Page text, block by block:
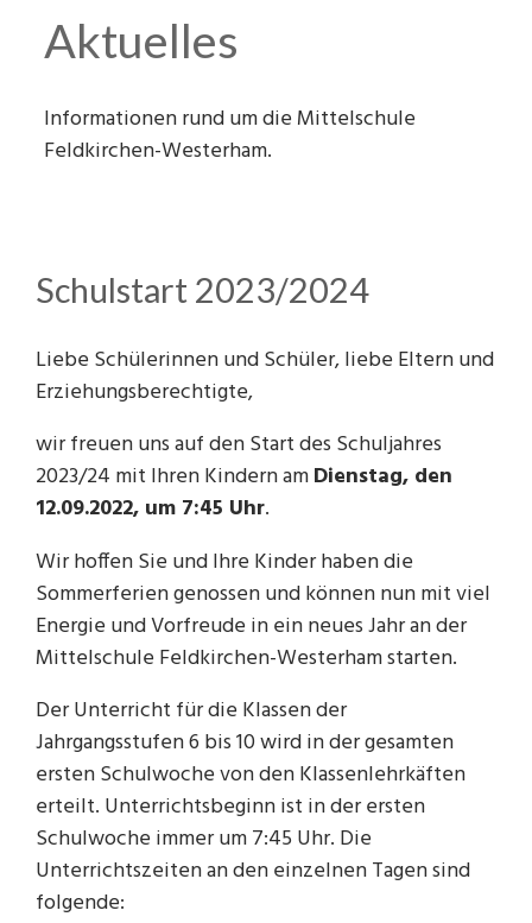
Aktuelles
Informationen rund um die Mittelschule
Feldkirchen-Westerham.
Schulstart 2023/2024
Liebe Schülerinnen und Schüler, liebe Eltern und
Erziehungsberechtigte,
wir freuen uns auf den Start des Schuljahres
2023/24 mit Ihren Kindern amDienstag, den
12.09.2022, um 7:45 Uhr.
Wir hoffen Sie und Ihre Kinder haben die
Sommerferien genossen und können nun mit viel
Energie und Vorfreude in ein neues Jahr an der
Mittelschule Feldkirchen-Westerham starten.
Der Unterricht für die Klassen der
Jahrgangsstufen 6 bis 10 wird in der gesamten
ersten Schulwoche von den Klassenlehrkäften
erteilt. Unterrichtsbeginn ist in der ersten
Schulwoche immer um 7:45 Uhr. Die
Unterrichtszeiten an den einzelnen Tagen sind
folgende:
Klasse 10aM
Pausenhof
Tanzkurs
Zeitungsberichte